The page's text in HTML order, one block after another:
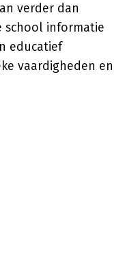
verder dan
school informatie
educatief
vaardigheden en